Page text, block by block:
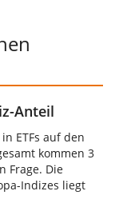
Anteil
ETFs auf den
kommen 3
Frage. Die
Indizes liegt